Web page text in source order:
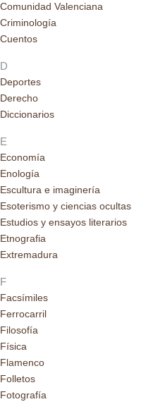
Comunidad Valenciana
Criminología
Cuentos
D
Deportes
Derecho
Diccionarios
E
Economía
Enología
Escultura e imaginería
Esoterismo y ciencias ocultas
Estudios y ensayos literarios
Etnografia
Extremadura
F
Facsímiles
Ferrocarril
Filosofía
Física
Flamenco
Folletos
Fotografía